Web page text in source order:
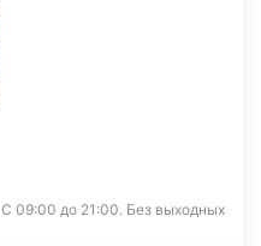
С 09:00 до 21:00. Без выходных